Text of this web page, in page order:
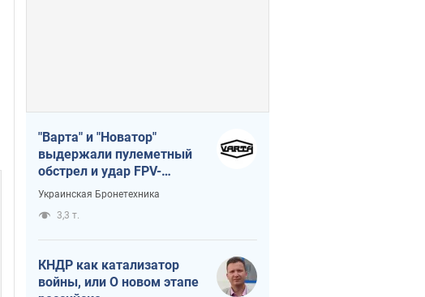
"Варта" и "Новатор"
выдержали пулеметный
обстрел и удар FPV-
дрона, сохранив жизнь
Украинская Бронетехника
3,3 т.
КНДР как катализатор
войны, или О новом этапе